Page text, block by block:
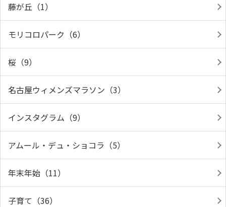
藤が丘（1）
モリコロパーク（6）
桜（9）
名古屋ウィメンズマラソン（3）
インスタグラム（9）
アムール・デュ・ショコラ（5）
年末年始（11）
子育て（36）